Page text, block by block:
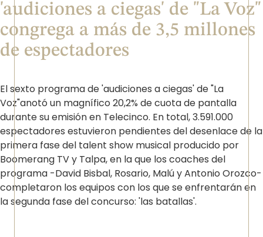
'audiciones a ciegas' de "La Voz"
congrega a más de 3,5 millones
de espectadores
El sexto programa de 'audiciones a ciegas' de "La
Voz"anotó un magnífico 20,2% de cuota de pantalla
durante su emisión en Telecinco. En total, 3.591.000
espectadores estuvieron pendientes del desenlace de la
primera fase del talent show musical producido por
Boomerang TV y Talpa, en la que los coaches del
programa -David Bisbal, Rosario, Malú y Antonio Orozco-
completaron los equipos con los que se enfrentarán en
la segunda fase del concurso: 'las batallas'.